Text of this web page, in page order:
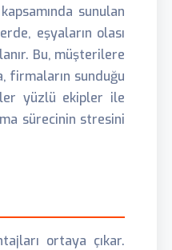
sunulan
eşyaların olası
Bu, müşterilere
firmaların sunduğu
yüzlü ekipler ile
sürecinin stresini
ortaya çıkar.